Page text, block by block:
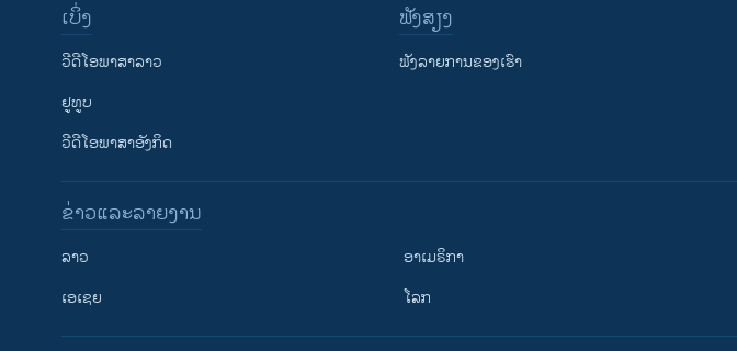
ເບິ່ງ
ວີດີໂອພາສາລາວ
ຢູທູບ
ວີດີໂອພາສາອັງກິດ
ຟັງສຽງ
ຟັງລາຍການຂອງເຮົາ
ຂ່າວແລະລາຍງານ
ລາວ
ເອເຊຍ
ອາເມຣິກາ
ໂລກ